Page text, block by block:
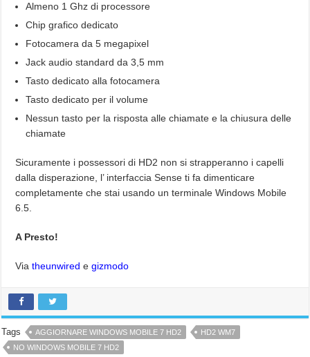
Almeno 1 Ghz di processore
Chip grafico dedicato
Fotocamera da 5 megapixel
Jack audio standard da 3,5 mm
Tasto dedicato alla fotocamera
Tasto dedicato per il volume
Nessun tasto per la risposta alle chiamate e la chiusura delle
chiamate
Sicuramente i possessori di HD2 non si strapperanno i capelli
dalla disperazione, l’ interfaccia Sense ti fa dimenticare
completamente che stai usando un terminale Windows Mobile
6.5.
A Presto!
Viatheunwired egizmodo
Tags AGGIORNARE WINDOWS MOBILE 7 HD2
HD2 WM7
NO WINDOWS MOBILE 7 HD2